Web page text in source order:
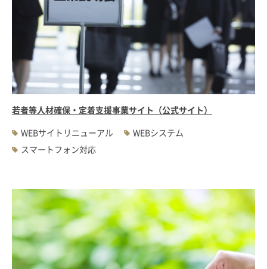
若者等人材確保・定着支援事業サイト（公式サイト）
WEBサイトリニューアル
WEBシステム
スマートフォン対応